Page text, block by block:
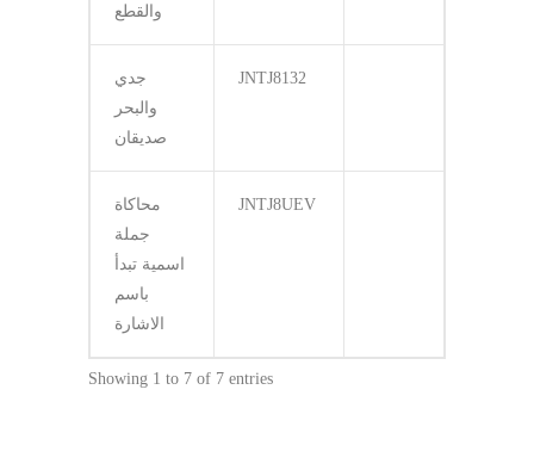
والقطع
جدي
والبحر
صديقان
JNTJ8132
محاكاة
جملة
اسمية تبدأ
باسم
الاشارة
JNTJ8UEV
Showing 1 to 7 of 7 entries